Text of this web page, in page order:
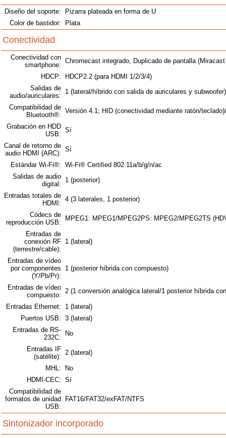
Diseño del soporte:
Pizarra plateada en forma de U
Color de bastidor:
Plata
Conectividad
Conectividad con
smartphone:
Chromecast integrado, Duplicado de pantalla
HDCP:
HDCP2.2 (para HDMI 1/2/3/4)
Salidas de
audio/auriculares:
1 (lateral/híbrido con salida de auriculares y subwoofer)
Compatibilidad de
Bluetooth®:
Versión 4.1; HID (conectividad mediante ratón/
Grabación en HDD
USB:
Sí
Canal de retorno de
audio HDMI (ARC):
Sí
Estándar Wi-Fi®: Wi-Fi® Certified 802.11a/b/g/n/ac
Salidas de audio
digital:
1 (posterior)
Entradas totales de
HDMI:
4 (3 laterales, 1 posterior)
Códecs de
reproducción USB:
MPEG1: MPEG1/MPEG2PS: MPEG2/MPEG2TS
Entradas de
conexión RF
(terrestre/cable):
1 (lateral)
Entradas de vídeo
por componentes
(Y/Pb/Pr):
1 (posterior híbrida con compuesto)
Entradas de vídeo
compuesto:
2 (1 conversión analógica lateral/1 posterior híbrida
Entradas Ethernet:
1 (lateral)
Puertos USB: 3 (lateral)
Entradas de RS-
232C:
No
Entradas IF
(satélite):
2 (lateral)
MHL:
No
HDMI-CEC: Sí
Compatibilidad de
formatos de unidad
USB:
FAT16/FAT32/exFAT/NTFS
Sintonizador incorporado